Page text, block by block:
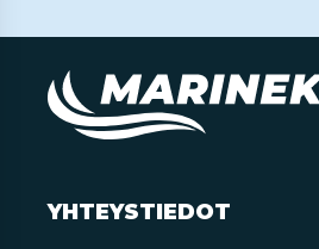
YHTEYSTIEDOT